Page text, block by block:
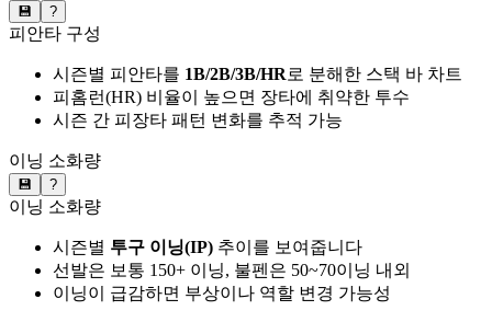
💾 ?
피안타 구성
시즌별 피안타를 1B/2B/3B/HR로 분해한 스택 바 차트
피홈런(HR) 비율이 높으면 장타에 취약한 투수
시즌 간 피장타 패턴 변화를 추적 가능
이닝 소화량
💾 ?
이닝 소화량
시즌별 투구 이닝(IP) 추이를 보여줍니다
선발은 보통 150+ 이닝, 불펜은 50~70이닝 내외
이닝이 급감하면 부상이나 역할 변경 가능성